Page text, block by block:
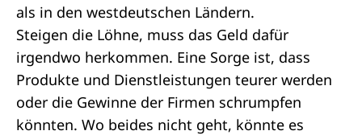
als in den westdeutschen Ländern.
Steigen die Löhne, muss das Geld dafür
irgendwo herkommen. Eine Sorge ist, dass
Produkte und Dienstleistungen teurer werden
oder die Gewinne der Firmen schrumpfen
könnten. Wo beides nicht geht, könnte es